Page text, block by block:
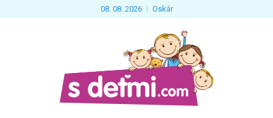
08. 08. 2026 Oskár